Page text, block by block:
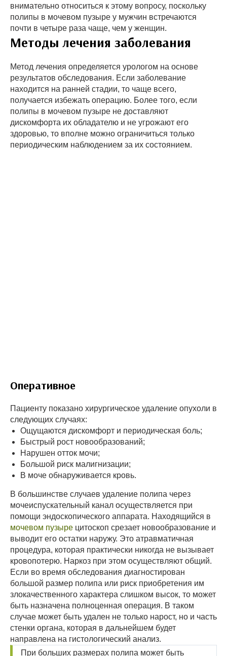
внимательно относиться к этому вопросу, поскольку
полипы в мочевом пузыре у мужчин встречаются
почти в четыре раза чаще, чем у женщин.
Методы лечения заболевания
Метод лечения определяется урологом на основе
результатов обследования. Если заболевание
находится на ранней стадии, то чаще всего,
получается избежать операцию. Более того, если
полипы в мочевом пузыре не доставляют
дискомфорта их обладателю и не угрожают его
здоровью, то вполне можно ограничиться только
периодическим наблюдением за их состоянием.
Оперативное
Пациенту показано хирургическое удаление опухоли в
следующих случаях:
Ощущаются дискомфорт и периодическая боль;
Быстрый рост новообразований;
Нарушен отток мочи;
Большой риск малигнизации;
В моче обнаруживается кровь.
В большинстве случаев удаление полипа через
мочеиспускательный канал осуществляется при
помощи эндоскопического аппарата. Находящийся в
мочевом пузыре цитоскоп срезает новообразование и
выводит его остатки наружу. Это атравматичная
процедура, которая практически никогда не вызывает
кровопотерю. Наркоз при этом осуществляют общий.
Если во время обследования диагностирован
большой размер полипа или риск приобретения им
злокачественного характера слишком высок, то может
быть назначена полноценная операция. В таком
случае может быть удален не только нарост, но и часть
стенки органа, которая в дальнейшем будет
направлена на гистологический анализ.
При больших размерах полипа может быть